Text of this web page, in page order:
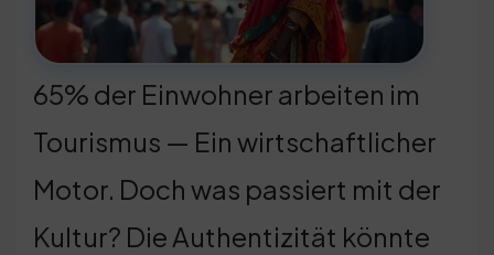
65% der Einwohner arbeiten im
Tourismus — Ein wirtschaftlicher
Motor. Doch was passiert mit der
Kultur? Die Authentizität könnte